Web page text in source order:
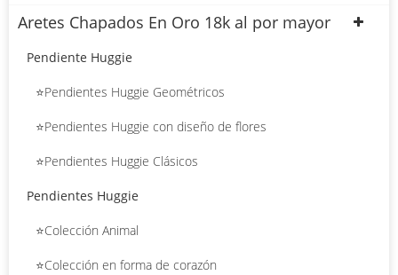
Aretes Chapados En Oro 18k al por mayor
Pendiente Huggie
⭐Pendientes Huggie Geométricos
⭐Pendientes Huggie con diseño de flores
⭐Pendientes Huggie Clásicos
Pendientes Huggie
⭐Colección Animal
⭐Colección en forma de corazón